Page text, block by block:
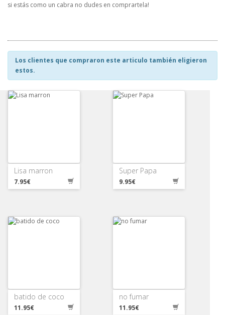
si estás como un cabra no dudes en comprartela!
Los clientes que compraron este articulo también eligieron
estos.
Lisa marron
7.95€
Super Papa
9.95€
batido de coco
11.95€
no fumar
11.95€